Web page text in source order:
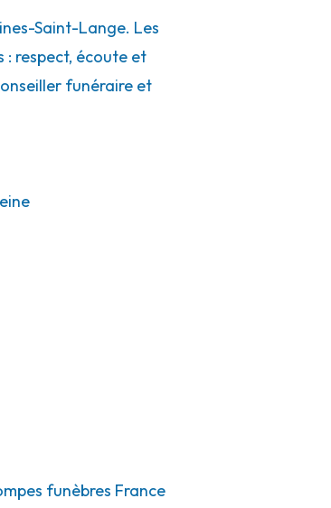
Saint-Lange. Les
: respect, écoute et
funéraire et
funèbres France